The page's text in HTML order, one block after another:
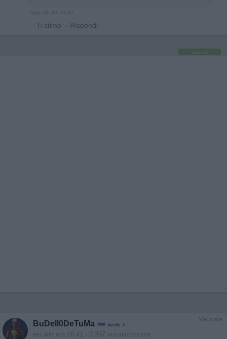
· Ti stimo · Rispondi
pubblicità
Vaccata
BuDell0DeTuMa livello 7
ieri alle ore 16:41 - 3.397 visualizzazioni